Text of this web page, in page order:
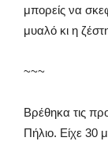
μπορείς να
μυαλό κι η
~~~
Βρέθηκα τις
Πήλιο. Είχε 30